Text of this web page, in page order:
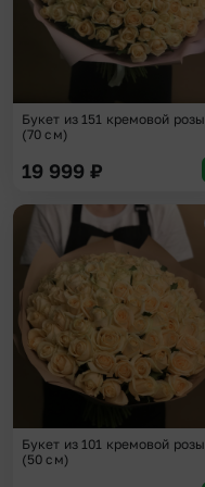
Букет из 151 кремовой розы
(70 см)
19 999 ₽
Букет из 101 кремовой розы
(50 см)